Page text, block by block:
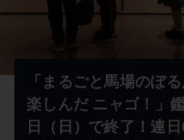
「まるごと馬場のぼ
楽しんだ ニャゴ！」
日（日）で終了！連